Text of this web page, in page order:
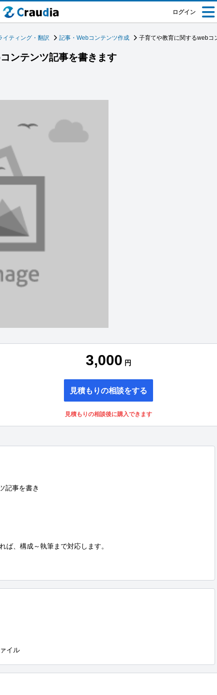
ログイン
イティング・翻訳 記事・Webコンテンツ作成 子育てや教育に関するwebコ
ンテンツ記事を書きます
3,000 円
見積もりの相談をする
見積もりの相談後に購入できます
記事を書き
ば、構成～執筆まで対応します。
イル